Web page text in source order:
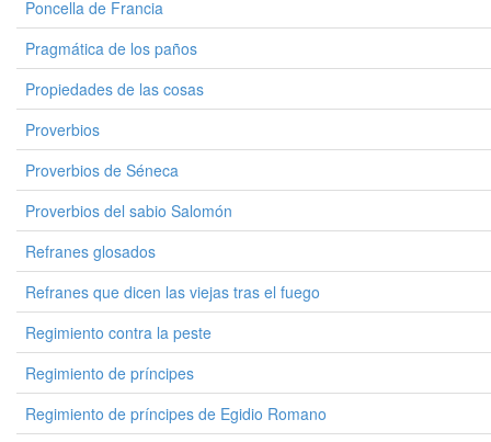
Poncella de Francia
Pragmática de los paños
Propiedades de las cosas
Proverbios
Proverbios de Séneca
Proverbios del sabio Salomón
Refranes glosados
Refranes que dicen las viejas tras el fuego
Regimiento contra la peste
Regimiento de príncipes
Regimiento de príncipes de Egidio Romano